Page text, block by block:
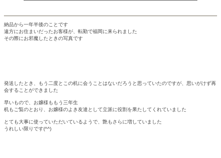
納品から一年半後のことです
遠方にお住まいだったお客様が、転勤で福岡に来られました
その際にお邪魔したときの写真です
発送したとき、もう二度とこの机に会うことはないだろうと思っていたのですが、思いがけず再
会することができました
早いもので、お嬢様ももう三年生
机もご覧のとおり、お嬢様のよき友達として立派に役割を果たしてくれていました
とても大事に使っていただいているようで、艶もさらに増していました
うれしい限りです(^^)